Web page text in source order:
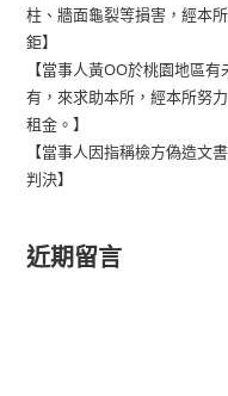
柱、牆面龜裂等損害，經本
鉅】
【當事人黃OO於桃園地區
有，來求助本所，經本所努
租金。】
【當事人因指稱檢方偽造文
判決】
近期留言